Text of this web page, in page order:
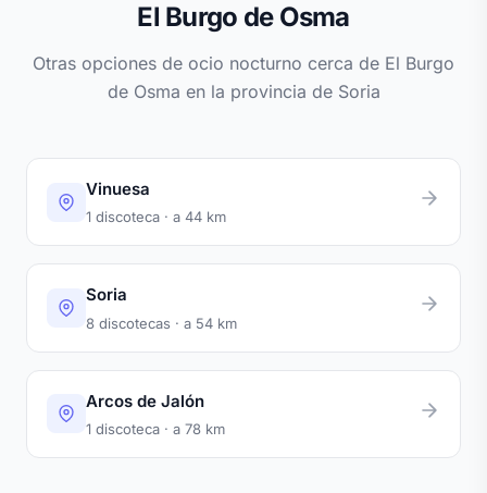
El Burgo de Osma
Otras opciones de ocio nocturno cerca de El Burgo
de Osma en la provincia de Soria
Vinuesa
1 discoteca · a 44 km
Soria
8 discotecas · a 54 km
Arcos de Jalón
1 discoteca · a 78 km